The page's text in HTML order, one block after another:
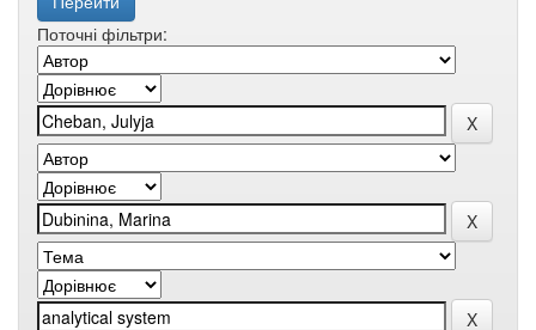
Поточні фільтри: